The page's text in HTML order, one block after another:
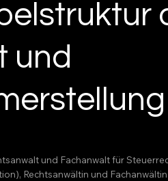
und
und Fachanwalt für
Rechtsanwältin und